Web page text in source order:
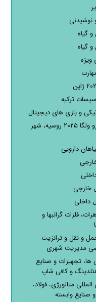
نوشیدنی
گیاه
گیاه
ترکیه
و بازی های دیجیتال
نمایشگاه دامپروری و کشاورزی آگرو ولگا ۲۰۲۵ روسیه، شهر
دارویی
خارجی
داخلی
فلزات گرانبها و
و نقل و ترانزیت
مدیریت شهری
ها، تجهیزات و صنایع
و کافی شاپ
متالورژی، فولاد،
صنایع وابسته